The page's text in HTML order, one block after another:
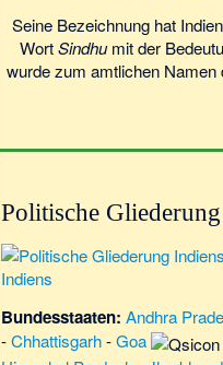
Seine Bezeichnung hat
WortSindhumit der
wurde zum amtlichen Namen
Politische Gliederung
Indiens
Bundesstaaten: Andhra
-Chhattisgarh-Goa